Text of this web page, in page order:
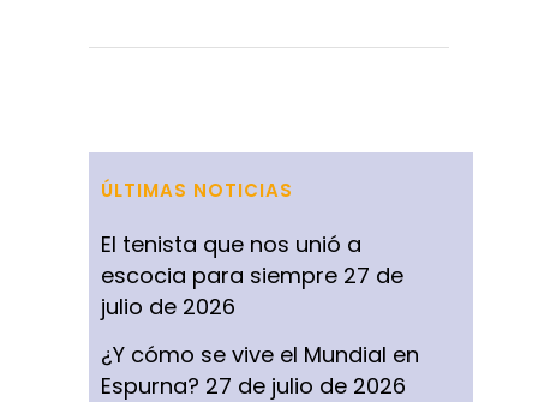
ÚLTIMAS NOTICIAS
El tenista que nos unió a
escocia para siempre 27 de
julio de 2026
¿Y cómo se vive el Mundial en
Espurna? 27 de julio de 2026